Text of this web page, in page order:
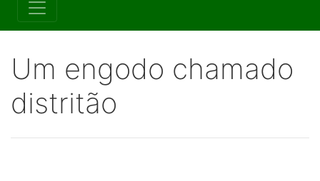
Um engodo chamado
distritão